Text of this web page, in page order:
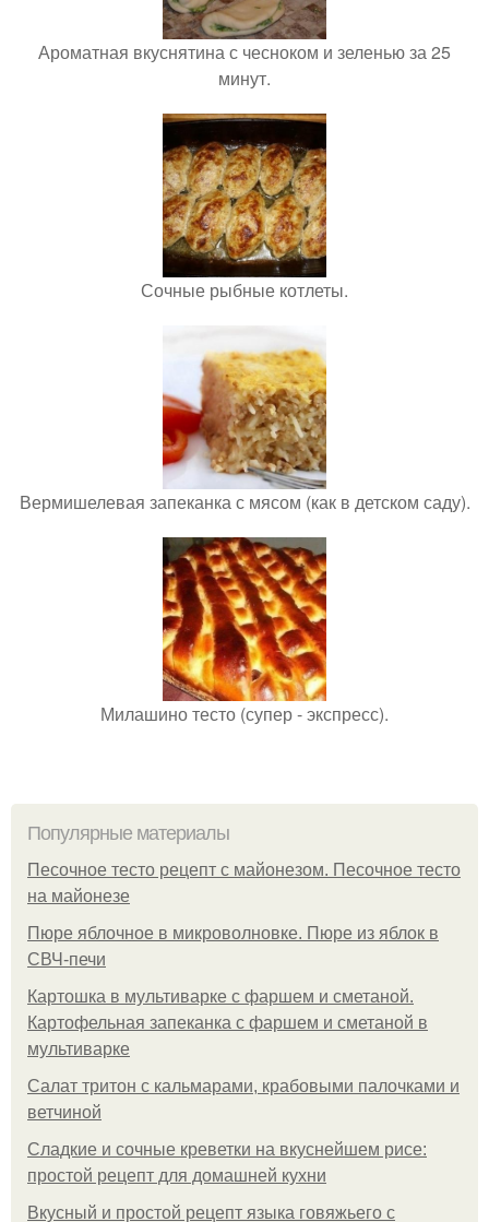
Ароматная вкуснятина с чесноком и зеленью за 25
минут.
Сочные рыбные котлеты.
Вермишелевая запеканка с мясом (как в детском саду).
Милашино тесто (супер - экспресс).
Популярные материалы
Песочное тесто рецепт с майонезом. Песочное тесто
на майонезе
Пюре яблочное в микроволновке. Пюре из яблок в
СВЧ-печи
Картошка в мультиварке с фаршем и сметаной.
Картофельная запеканка с фаршем и сметаной в
мультиварке
Салат тритон с кальмарами, крабовыми палочками и
ветчиной
Сладкие и сочные креветки на вкуснейшем рисе:
простой рецепт для домашней кухни
Вкусный и простой рецепт языка говяжьего с